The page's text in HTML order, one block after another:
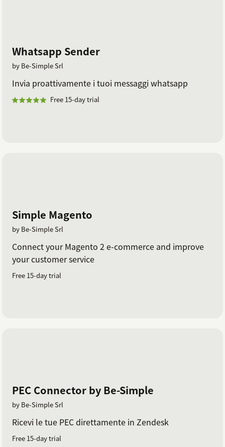
Whatsapp Sender
by Be-Simple Srl
Invia proattivamente i tuoi messaggi whatsapp
Free 15-day trial
Simple Magento
by Be-Simple Srl
Connect your Magento 2 e-commerce and improve
your customer service
Free 15-day trial
PEC Connector by Be-Simple
by Be-Simple Srl
Ricevi le tue PEC direttamente in Zendesk
Free 15-day trial